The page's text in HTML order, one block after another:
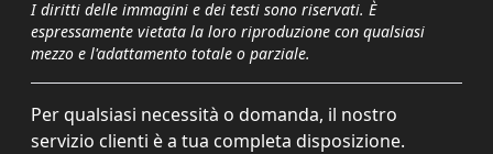
I diritti delle immagini e dei testi sono riservati. È
espressamente vietata la loro riproduzione con qualsiasi
mezzo e l'adattamento totale o parziale.
Per qualsiasi necessità o domanda, il nostro
servizio clienti è a tua completa disposizione.